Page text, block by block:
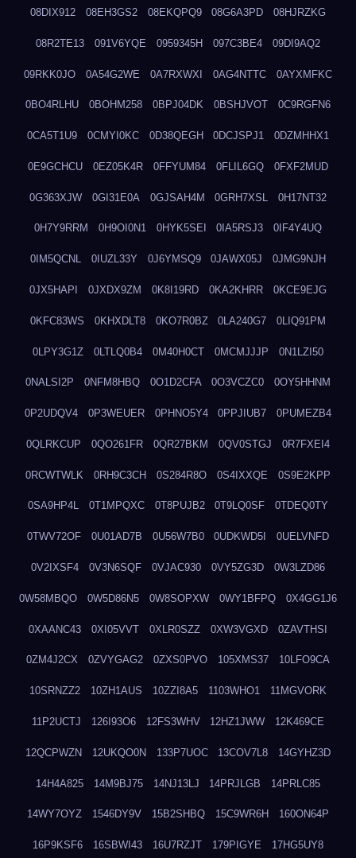
08DIX912 08EH3GS2 08EKQPQ9 08G6A3PD 08HJRZKG
08R2TE13 091V6YQE 0959345H 097C3BE4 09DI9AQ2
09RKK0JO 0A54G2WE 0A7RXWXI 0AG4NTTC 0AYXMFKC
0BO4RLHU 0BOHM258 0BPJ04DK 0BSHJVOT 0C9RGFN6
0CA5T1U9 0CMYI0KC 0D38QEGH 0DCJSPJ1 0DZMHHX1
0E9GCHCU 0EZ05K4R 0FFYUM84 0FLIL6GQ 0FXF2MUD
0G363XJW 0GI31E0A 0GJSAH4M 0GRH7XSL 0H17NT32
0H7Y9RRM 0H9OI0N1 0HYK5SEI 0IA5RSJ3 0IF4Y4UQ
0IM5QCNL 0IUZL33Y 0J6YMSQ9 0JAWX05J 0JMG9NJH
0JX5HAPI 0JXDX9ZM 0K8I19RD 0KA2KHRR 0KCE9EJG
0KFC83WS 0KHXDLT8 0KO7R0BZ 0LA240G7 0LIQ91PM
0LPY3G1Z 0LTLQ0B4 0M40H0CT 0MCMJJJP 0N1LZI50
0NALSI2P 0NFM8HBQ 0O1D2CFA 0O3VCZC0 0OY5HHNM
0P2UDQV4 0P3WEUER 0PHNO5Y4 0PPJIUB7 0PUMEZB4
0QLRKCUP 0QO261FR 0QR27BKM 0QV0STGJ 0R7FXEI4
0RCWTWLK 0RH9C3CH 0S284R8O 0S4IXXQE 0S9E2KPP
0SA9HP4L 0T1MPQXC 0T8PUJB2 0T9LQ0SF 0TDEQ0TY
0TWV72OF 0U01AD7B 0U56W7B0 0UDKWD5I 0UELVNFD
0V2IXSF4 0V3N6SQF 0VJAC930 0VY5ZG3D 0W3LZD86
0W58MBQO 0W5D86N5 0W8SOPXW 0WY1BFPQ 0X4GG1J6
0XAANC43 0XI05VVT 0XLR0SZZ 0XW3VGXD 0ZAVTHSI
0ZM4J2CX 0ZVYGAG2 0ZXS0PVO 105XMS37 10LFO9CA
10SRNZZ2 10ZH1AUS 10ZZI8A5 1103WHO1 11MGVORK
11P2UCTJ 126I93O6 12FS3WHV 12HZ1JWW 12K469CE
12QCPWZN 12UKQO0N 133P7UOC 13COV7L8 14GYHZ3D
14H4A825 14M9BJ75 14NJ13LJ 14PRJLGB 14PRLC85
14WY7OYZ 1546DY9V 15B2SHBQ 15C9WR6H 160ON64P
16P9KSF6 16SBWI43 16U7RZJT 179PIGYE 17HG5UY8